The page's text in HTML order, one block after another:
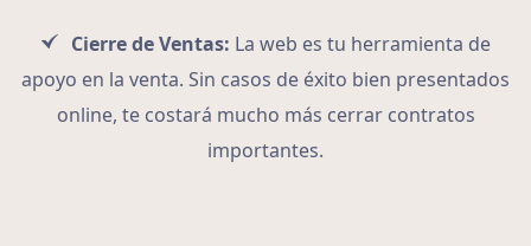
Cierre de Ventas: La web es tu herramienta de
apoyo en la venta. Sin casos de éxito bien presentados
online, te costará mucho más cerrar contratos
importantes.